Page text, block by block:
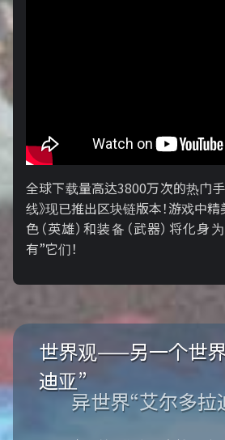
全球下载量高达3800万次的热门
线》现已推出区块链版本！游戏中
色（英雄）和装备（武器）将化身
有”它们！
世界观——另一个世
迪亚”
异世界“艾尔多拉